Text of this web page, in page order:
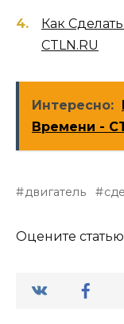
Как
CTLN.RU
Интересно:
Времени -
двигатель
Оцените статью